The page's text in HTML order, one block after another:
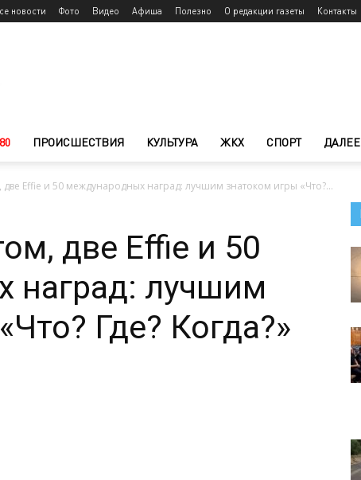
новости Фото Видео Афиша Полезно О редакции газеты Контакты
ПРОИСШЕСТВИЯ КУЛЬТУРА ЖКХ СПОРТ ДАЛЕЕ
две Effie и 50 международных наград: лучшим знатоком игры «Что?...
две Effie и 50
наград: лучшим
Где? Когда?»